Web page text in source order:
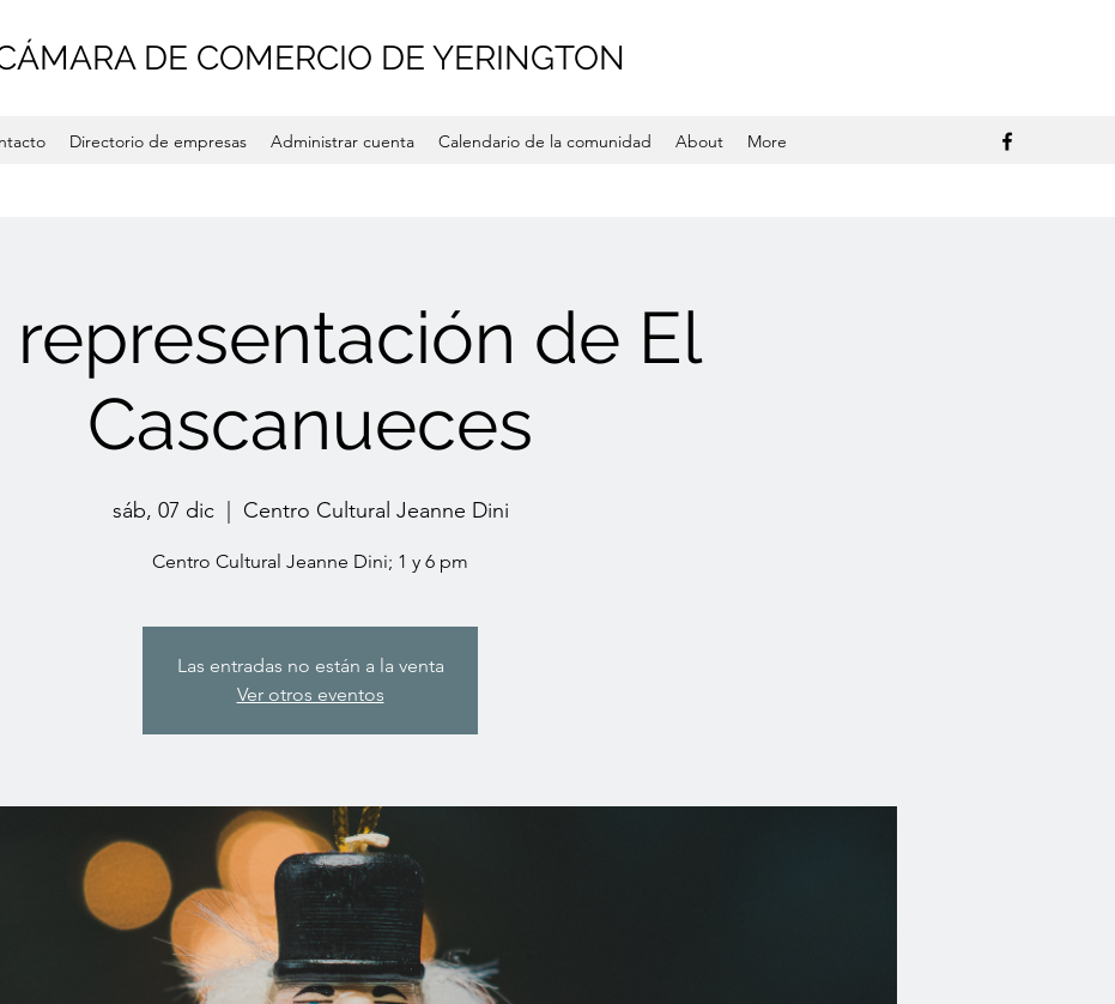
DE COMERCIO DE YERINGTON
Directorio de empresas Administrar cuenta Calendario de la comunidad About More
representación de El
Cascanueces
sáb, 07 dic
  |
Centro Cultural Jeanne Dini
Centro Cultural Jeanne Dini; 1 y 6 pm
Las entradas no están a la venta
Ver otros eventos